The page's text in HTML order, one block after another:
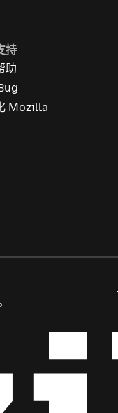
持
助
Mozilla